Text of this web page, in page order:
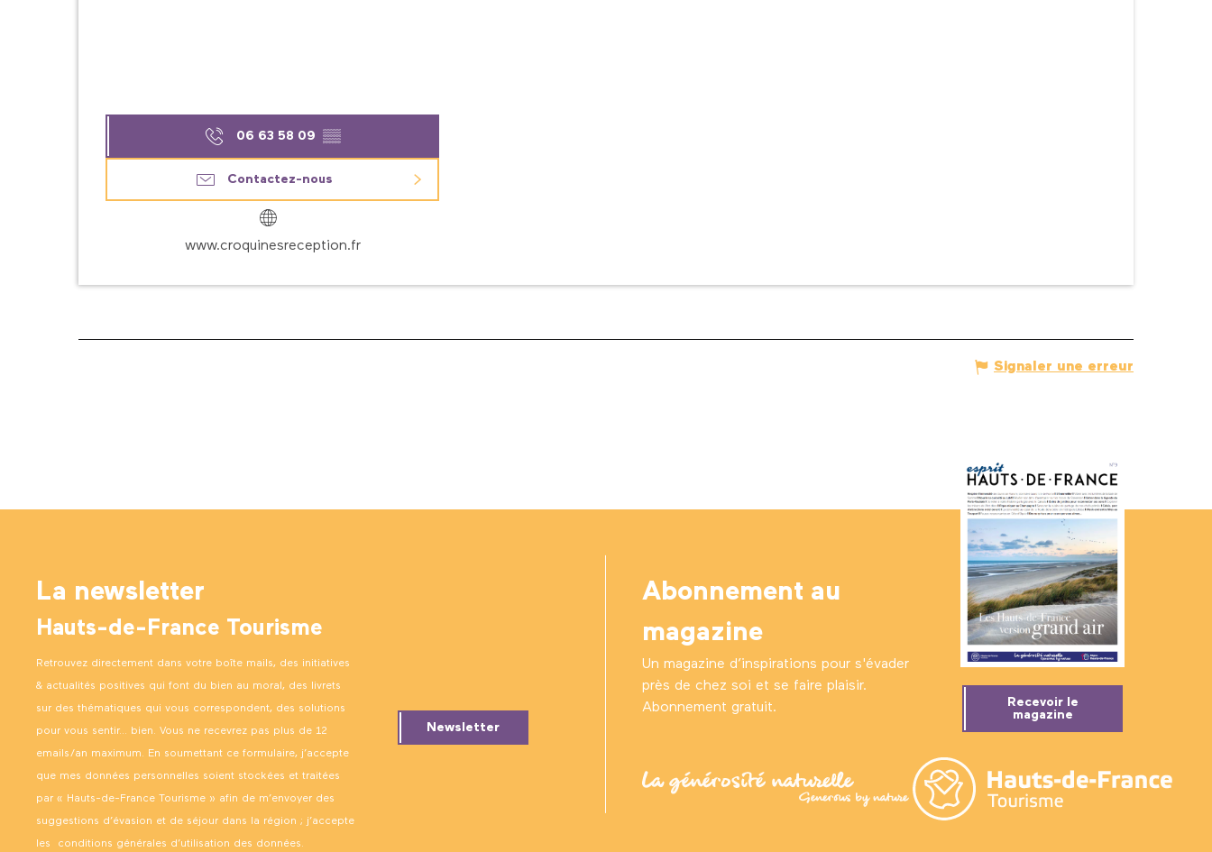
06 63 58 09 ▒▒
Contactez-nous
www.croquinesreception.fr
Signaler une erreur
La newsletter
Hauts-de-France Tourisme
Retrouvez directement dans votre boîte mails, des initiatives
& actualités positives qui font du bien au moral, des livrets
sur des thématiques qui vous correspondent, des solutions
pour vous sentir… bien. Vous ne recevrez pas plus de 12
emails/an maximum. En soumettant ce formulaire, j’accepte
que mes données personnelles soient stockées et traitées
par « Hauts-de-France Tourisme » afin de m’envoyer des
suggestions d’évasion et de séjour dans la région ; j’accepte
les conditions générales d’utilisation des données.
Newsletter
Abonnement au
magazine
Un magazine d’inspirations pour s'évader
près de chez soi et se faire plaisir.
Abonnement gratuit.
Recevoir le
magazine